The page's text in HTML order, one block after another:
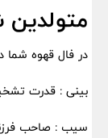
متولدین
در فال قهوه شما
بینی : قدرت
سیب : صاحب